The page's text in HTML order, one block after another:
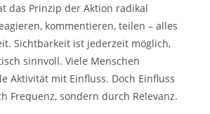
das Prinzip der Aktion radikal
kommentieren, teilen – alles
Sichtbarkeit ist jederzeit möglich,
sinnvoll. Viele Menschen
Aktivität mit Einfluss. Doch Einfluss
Frequenz, sondern durch Relevanz.